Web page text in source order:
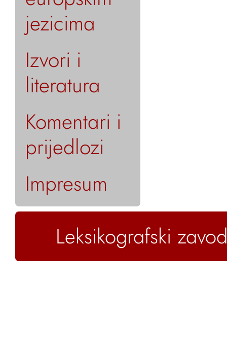
jezicima
Izvori i
literatura
Komentari i
prijedlozi
Impresum
Leksikografski